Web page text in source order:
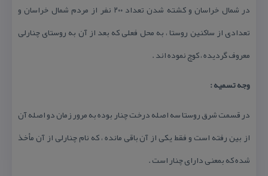
در شمال خراسان و كشته شدن تعداد ۲۰۰ نفر از مردم شمال خراسان و
تعدادی از ساكنین روستا ، به محل فعلی كه بعد از آن به روستای چنارلی
معروف گردیده ، كوچ نموده اند .
وجه تسمیه :
در قسمت شرق روستا سه اصله درخت چنار بوده به مرور زمان دو اصله آن
از بین رفته است و فقط یكی از آن باقی مانده ، كه نام چنارلی از آن مأخذ
شده كه بمعنی دارای چنار است .